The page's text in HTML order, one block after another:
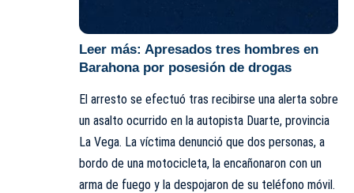
Leer más: Apresados tres hombres en
Barahona por posesión de drogas
El arresto se efectuó tras recibirse una alerta sobre
un asalto ocurrido en la autopista Duarte, provincia
La Vega. La víctima denunció que dos personas, a
bordo de una motocicleta, la encañonaron con un
arma de fuego y la despojaron de su teléfono móvil.